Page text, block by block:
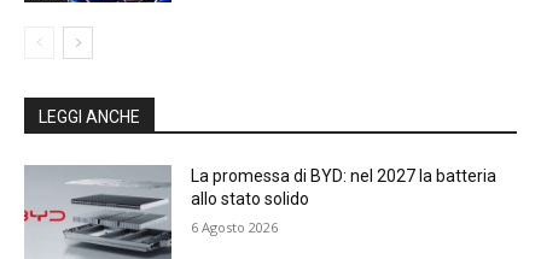
LEGGI ANCHE
La promessa di BYD: nel 2027 la batteria
allo stato solido
6 Agosto 2026